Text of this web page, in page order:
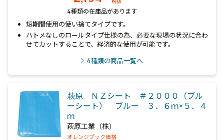
4種類の在庫品があります
短期間使用の使い捨てタイプです。
ハトメなしのロールタイプ仕様の為、必要な現場の状況に合わ
せてカットすることで、経済的な使用が可能です。
4種類の商品一覧へ
萩原 ＮＺシート ＃２０００（ブル
ーシート） ブルー ３．６ｍ×５．４
ｍ
萩原工業（株）
オレンジブック価格